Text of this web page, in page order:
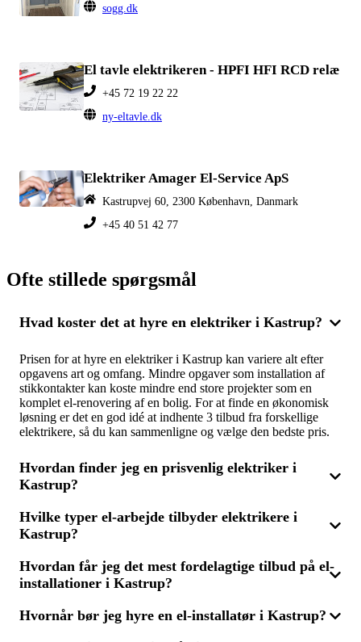
sogg.dk
El tavle elektrikeren - HPFI HFI RCD relæ
+45 72 19 22 22
ny-eltavle.dk
Elektriker Amager El-Service ApS
Kastrupvej 60, 2300 København, Danmark
+45 40 51 42 77
Ofte stillede spørgsmål
Hvad koster det at hyre en elektriker i Kastrup?
Prisen for at hyre en elektriker i Kastrup kan variere alt efter
opgavens art og omfang. Mindre opgaver som installation af
stikkontakter kan koste mindre end store projekter som en
komplet el-renovering af en bolig. For at finde en økonomisk
løsning er det en god idé at indhente 3 tilbud fra forskellige
elektrikere, så du kan sammenligne og vælge den bedste pris.
Hvordan finder jeg en prisvenlig elektriker i
Kastrup?
For at finde en prisvenlig elektriker i Kastrup skal du
sammenligne flere tilbud. Ved at få 3 tilbud fra forskellige el-
services uden at gå på kompromis med kvaliteten. Det er også
fornuftigt at se nærmere på deres erfaring og kundeanmeldelser
for at vælge den rette elektriker til opgaven.
Hvilke typer el-arbejde tilbyder elektrikere i
Kastrup?
Elektrikere i Kastrup kan udføre en bred vifte af opgaver,
herunder installation af stikkontakter, belysning, el-tavler og
nybyggerier eller ved renoveringer. De tilbyder også service til
Hvordan får jeg det mest fordelagtige tilbud på el-
installationer i Kastrup?
For at få det mest fordelagtige tilbud på el-installationer i
Hvornår bør jeg hyre en el-installatør i Kastrup?